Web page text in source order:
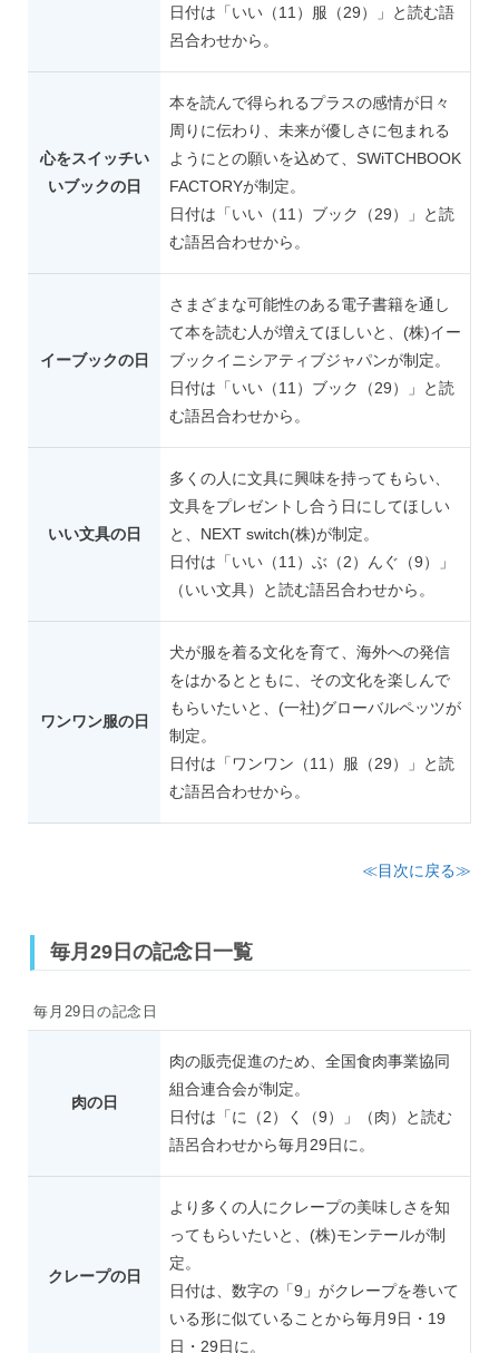
日付は「いい（11）服（29）」と読む語
呂合わせから。
心をスイッチい
いブックの日
本を読んで得られるプラスの感情が日々
周りに伝わり、未来が優しさに包まれる
ようにとの願いを込めて、SWiTCHBOOK
FACTORYが制定。
日付は「いい（11）ブック（29）」と読
む語呂合わせから。
イーブックの日
さまざまな可能性のある電子書籍を通し
て本を読む人が増えてほしいと、(株)イー
ブックイニシアティブジャパンが制定。
日付は「いい（11）ブック（29）」と読
む語呂合わせから。
いい文具の日
多くの人に文具に興味を持ってもらい、
文具をプレゼントし合う日にしてほしい
と、NEXT switch(株)が制定。
日付は「いい（11）ぶ（2）んぐ（9）」
（いい文具）と読む語呂合わせから。
ワンワン服の日
犬が服を着る文化を育て、海外への発信
をはかるとともに、その文化を楽しんで
もらいたいと、(一社)グローバルペッツが
制定。
日付は「ワンワン（11）服（29）」と読
む語呂合わせから。
≪目次に戻る≫
毎月29日の記念日一覧
毎月29日の記念日
肉の日
肉の販売促進のため、全国食肉事業協同
組合連合会が制定。
日付は「に（2）く（9）」（肉）と読む
語呂合わせから毎月29日に。
クレープの日
より多くの人にクレープの美味しさを知
ってもらいたいと、(株)モンテールが制
定。
日付は、数字の「9」がクレープを巻いて
いる形に似ていることから毎月9日・19
日・29日に。